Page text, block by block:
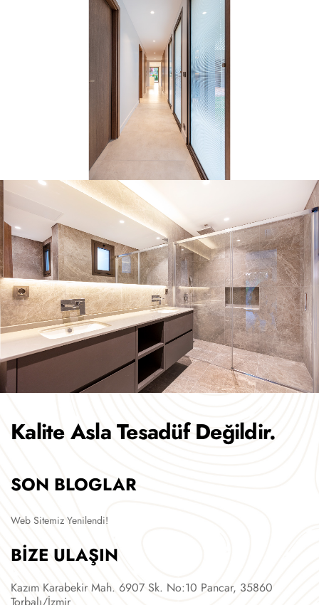
Kalite Asla Tesadüf Değildir.
SON BLOGLAR
Web Sitemiz Yenilendi!
BİZE ULAŞIN
Kazım Karabekir Mah. 6907 Sk. No:10 Pancar, 35860